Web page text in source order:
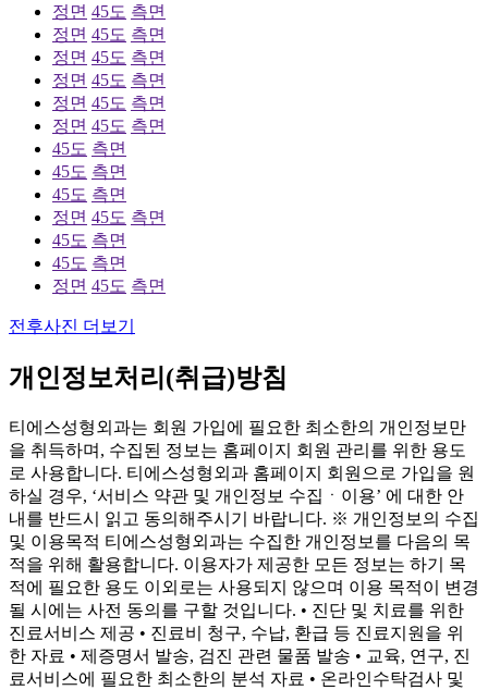
정면 45도 측면
정면 45도 측면
정면 45도 측면
정면 45도 측면
정면 45도 측면
정면 45도 측면
45도 측면
45도 측면
45도 측면
정면 45도 측면
45도 측면
45도 측면
정면 45도 측면
전후사진 더보기
개인정보처리(취급)방침
티에스성형외과는 회원 가입에 필요한 최소한의 개인정보만
을 취득하며, 수집된 정보는 홈페이지 회원 관리를 위한 용도
로 사용합니다. 티에스성형외과 홈페이지 회원으로 가입을 원
하실 경우, ‘서비스 약관 및 개인정보 수집ㆍ이용’ 에 대한 안
내를 반드시 읽고 동의해주시기 바랍니다. ※ 개인정보의 수집
및 이용목적 티에스성형외과는 수집한 개인정보를 다음의 목
적을 위해 활용합니다. 이용자가 제공한 모든 정보는 하기 목
적에 필요한 용도 이외로는 사용되지 않으며 이용 목적이 변경
될 시에는 사전 동의를 구할 것입니다. • 진단 및 치료를 위한
진료서비스 제공 • 진료비 청구, 수납, 환급 등 진료지원을 위
한 자료 • 제증명서 발송, 검진 관련 물품 발송 • 교육, 연구, 진
료서비스에 필요한 최소한의 분석 자료 • 온라인수탁검사 및